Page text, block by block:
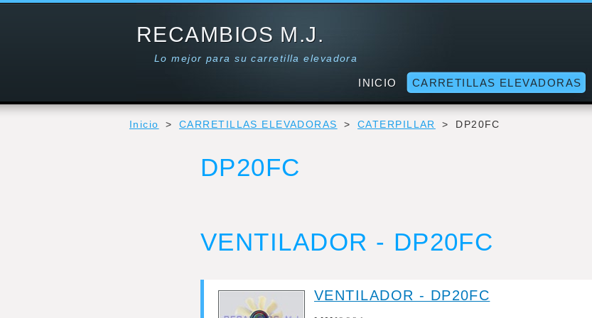
RECAMBIOS M.J.
Lo mejor para su carretilla elevadora
Inicio > CARRETILLAS ELEVADORAS > CATERPILLAR > DP20FC
DP20FC
VENTILADOR - DP20FC
VENTILADOR - DP20FC
INICIO CARRETILLAS ELEVADORAS